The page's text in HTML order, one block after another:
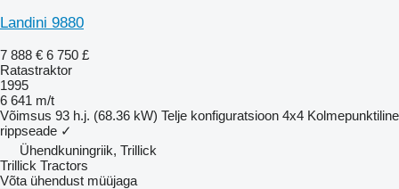
Landini 9880
7 888 € 6 750 £
Ratastraktor
1995
6 641 m/t
Võimsus 93 h.j. (68.36 kW) Telje konfiguratsioon 4x4 Kolmepunktiline
rippseade ✓
Ühendkuningriik, Trillick
Trillick Tractors
Võta ühendust müüjaga